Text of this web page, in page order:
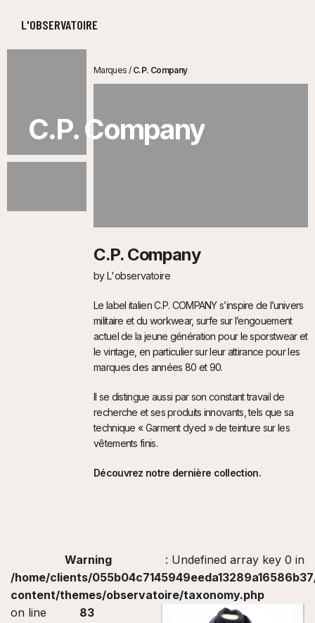
L'OBSERVATOIRE
C.P. Company
Marques / C.P. Company
C.P. Company
by L'observatoire
Le label italien C.P. COMPANY s’inspire de l’univers
militaire et du workwear, surfe sur l’engouement
actuel de la jeune génération pour le sporstwear et
le vintage, en particulier sur leur attirance pour les
marques des années 80 et 90.
Il se distingue aussi par son constant travail de
recherche et ses produits innovants, tels que sa
technique « Garment dyed » de teinture sur les
vêtements finis.
Découvrez notre dernière collection.
Warning
: Undefined array key 0 in
/home/clients/
content/themes/observatoire/taxonomy.php
on line
83